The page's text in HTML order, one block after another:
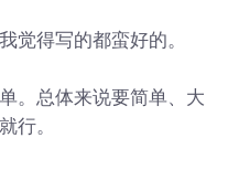
觉得写的都蛮好的。
。总体来说要简单、大
行。